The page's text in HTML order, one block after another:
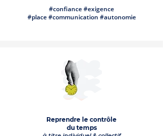
#confiance #exigence
#place #communication #autonomie
Reprendre le contrôle
du temps